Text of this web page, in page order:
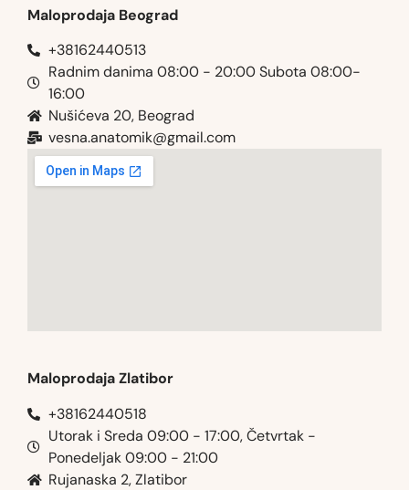
Maloprodaja Beograd
+38162440513
Radnim danima 08:00 - 20:00 Subota 08:00-
16:00
Nušićeva 20, Beograd
vesna.anatomik@gmail.com​
Maloprodaja Zlatibor
+38162440518
Utorak i Sreda 09:00 - 17:00, Četvrtak -
Ponedeljak 09:00 - 21:00
Rujanaska 2, Zlatibor